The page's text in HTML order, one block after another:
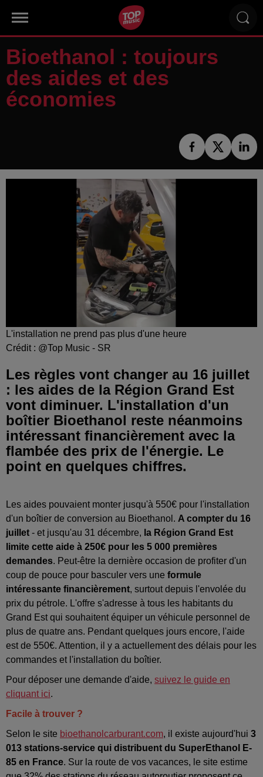
Bioethanol : toujours
des aides et des
économies
L'installation ne prend pas plus d'une heure
Crédit : @Top Music - SR
Les règles vont changer au 16 juillet
: les aides de la Région Grand Est
vont diminuer. L'installation d'un
boîtier Bioethanol reste néanmoins
intéressant financièrement avec la
flambée des prix de l'énergie. Le
point en quelques chiffres.
Les aides pouvaient monter jusqu'à 550€ pour l'installation
d'un boîtier de conversion au Bioethanol. A compter du 16
juillet - et jusqu'au 31 décembre, la Région Grand Est
limite cette aide à 250€ pour les 5 000 premières
demandes. Peut-être la dernière occasion de profiter d'un
coup de pouce pour basculer vers une formule
intéressante financièrement, surtout depuis l'envolée du
prix du pétrole. L'offre s'adresse à tous les habitants du
Grand Est qui souhaitent équiper un véhicule personnel de
plus de quatre ans. Pendant quelques jours encore, l'aide
est de 550€. Attention, il y a actuellement des délais pour les
commandes et l'installation du boîtier.
Pour déposer une demande d'aide, suivez le guide en
cliquant ici.
Facile à trouver ?
Selon le site bioethanolcarburant.com, il existe aujourd'hui 3
013 stations-service qui distribuent du SuperEthanol E-
85 en France. Sur la route de vos vacances, le site estime